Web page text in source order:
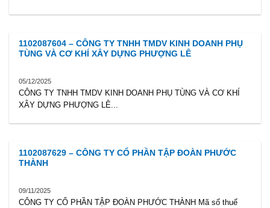
1102087604 – CÔNG TY TNHH TMDV KINH DOANH PHỤ
TÙNG VÀ CƠ KHÍ XÂY DỰNG PHƯỢNG LÊ
05/12/2025
CÔNG TY TNHH TMDV KINH DOANH PHỤ TÙNG VÀ CƠ KHÍ
XÂY DỰNG PHƯỢNG LÊ...
1102087629 – CÔNG TY CỔ PHẦN TẬP ĐOÀN PHƯỚC
THÀNH
09/11/2025
CÔNG TY CỔ PHẦN TẬP ĐOÀN PHƯỚC THÀNH Mã số thuế